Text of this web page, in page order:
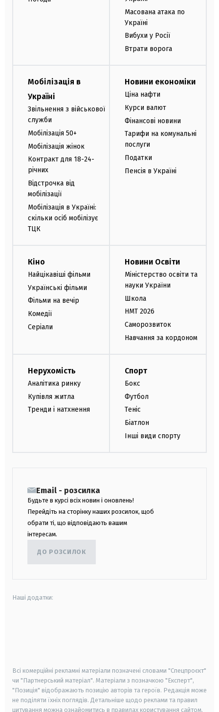
Масована атака по
Україні
Вибухи у Росії
Втрати ворога
Мобілізація в
Україні
Звільнення з військової
служби
Мобілізація 50+
Мобілізація жінок
Контракт для 18-24-
річних
Відстрочка від
мобілізації
Мобілізація в Україні:
скільки осіб мобілізує
ТЦК
Новини економіки
Ціна нафти
Курси валют
Фінансові новини
Тарифи на комунальні
послуги
Податки
Пенсія в Україні
Кіно
Найцікавіші фільми
Українські фільми
Фільми на вечір
Комедії
Серіали
Новини Освіти
Міністерство освіти та
науки України
Школа
НМТ 2026
Саморозвиток
Навчання за кордоном
Нерухомість
Аналітика ринку
Купівля житла
Тренди і натхнення
Спорт
Бокс
Футбол
Теніс
Біатлон
Інші види спорту
Email - розсилка
Будьте в курсі всіх новин і оновлень!
Перейдіть на сторінку наших розсилок, щоб
обрати ті, що відповідають вашим
інтересам.
ДО РОЗСИЛОК
Наші додатки:
Всі комерційні рекламні матеріали позначені словами "Спецпроєкт"
чи "Партнерський матеріал". Матеріали з позначкою "Експерт",
"Позиція" відображають позицію авторів та героїв. Редакція може
не поділяти їхніх поглядів. Детальніше щодо реклами та правил
цитування можна ознайомитись в правилах користування сайтом.